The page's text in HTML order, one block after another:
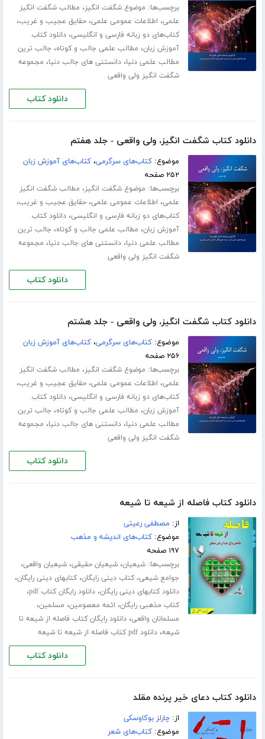
برچسب‌ها: موضوع شگفت انگیز، مطالب شگفت انگیز
علمی، اطلاعات عمومی علمی،حقایق عجیب و غریب،
کتاب‌های دو زبانه فارسی و انگلیسی،دانلود کتاب
آموزش زبان، مطالب علمی جالب و کوتاه، جالب ترین
مطالب علمی دنیا،دانستنی های جالب دنیا، مجموعه
شگفت انگیز ولی واقعی
دانلود کتاب
دانلود کتاب شگفت انگیز، ولی واقعی - جلد هفتم
موضوع:کتاب‌های سرگرمی،کتاب‌های آموزش زبان
۲۵۲ صفحه
برچسب‌ها: موضوع شگفت انگیز، مطالب شگفت انگیز
علمی، اطلاعات عمومی علمی،حقایق عجیب و غریب،
کتاب‌های دو زبانه فارسی و انگلیسی،دانلود کتاب
آموزش زبان، مطالب علمی جالب و کوتاه، جالب ترین
مطالب علمی دنیا،دانستنی های جالب دنیا، مجموعه
شگفت انگیز ولی واقعی
دانلود کتاب
دانلود کتاب شگفت انگیز، ولی واقعی - جلد هشتم
موضوع:کتاب‌های سرگرمی،کتاب‌های آموزش زبان
۲۵۶ صفحه
برچسب‌ها: موضوع شگفت انگیز، مطالب شگفت انگیز
علمی، اطلاعات عمومی علمی،حقایق عجیب و غریب،
کتاب‌های دو زبانه فارسی و انگلیسی،دانلود کتاب
آموزش زبان، مطالب علمی جالب و کوتاه، جالب ترین
مطالب علمی دنیا،دانستنی های جالب دنیا، مجموعه
شگفت انگیز ولی واقعی
دانلود کتاب
دانلود کتاب فاصله از شیعه تا شیعه
از: مصطفی رعیتی
موضوع:کتاب‌های اندیشه و مذهب
۱۹۷ صفحه
برچسب‌ها:شیعیان،شیعیان حقیقی،شیعیان واقعی،
جوامع شیعی،کتاب دینی رایگان،کتابهای دینی رایگان،
دانلود کتابهای دینی رایگان،دانلود رایگان کتاب pdf ،
کتاب مذهبی رایگان، ائمه معصومین، مسلمین،
مسلمانان واقعی،دانلود رایگان کتاب فاصله از شیعه تا
شیعه،دانلود pdf کتاب فاصله از شیعه تا شیعه
دانلود کتاب
دانلود کتاب دعای خیر پرنده مقلد
از:چارلز بوکاوسکی
موضوع:کتاب‌های شعر